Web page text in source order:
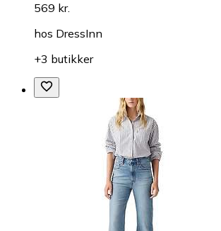
569 kr.
hos DressInn
+3 butikker